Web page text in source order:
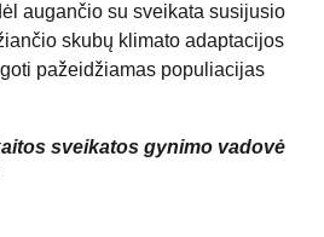
augančio su sveikata susijusio
skubų klimato adaptacijos
pažeidžiamas populiacijas
sveikatos gynimo vadovė